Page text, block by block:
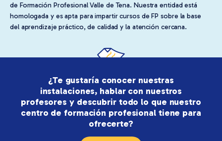
de Formación Profesional Valle de Tena. Nuestra entidad está
homologada y es apta para impartir cursos de FP sobre la base
del aprendizaje práctico, de calidad y la atención cercana.
¿Te gustaría conocer nuestras
instalaciones, hablar con nuestros
profesores y descubrir todo lo que nuestro
centro de formación profesional tiene para
ofrecerte?